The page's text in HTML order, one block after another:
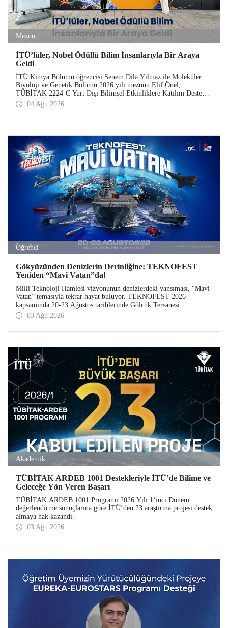
Mezun
İTÜ’lüler, Nobel Ödüllü Bilim İnsanlarıyla Bir Araya
Geldi
İTÜ Kimya Bölümü öğrencisi Senem Dila Yılmaz ile Moleküler
Biyoloji ve Genetik Bölümü 2026 yılı mezunu Elif Önel,
TÜBİTAK 2224-C Yurt Dışı Bilimsel Etkinliklere Katılım Desteği
kapsamında 75’inci Lindau Nobel Ödüllü Bilim İnsanları
Toplantısı’na katıldı.
04 Ağu 2026
Öğrenci
Gökyüzünden Denizlerin Derinliğine: TEKNOFEST
Yeniden “Mavi Vatan”da!
Milli Teknoloji Hamlesi vizyonunun denizlerdeki yansıması, “Mavi
Vatan” temasıyla tekrar hayat buluyor. TEKNOFEST 2026
kapsamında 20-23 Ağustos tarihlerinde Gölcük Tersanesi
Komutanlığı’nda düzenlenecek TEKNOFEST Mavi Vatan,
denizcilik ve su altı teknolojilerinin ön plana çıkacağı özel bir
03 Ağu 2026
Akademik
TÜBİTAK ARDEB 1001 Destekleriyle İTÜ’de Bilime ve
Geleceğe Yön Veren Başarı
TÜBİTAK ARDEB 1001 Programı 2026 Yılı 1‘inci Dönem
değerlendirme sonuçlarına göre İTÜ’den 23 araştırma projesi destek
almaya hak kazandı.
03 Ağu 2026